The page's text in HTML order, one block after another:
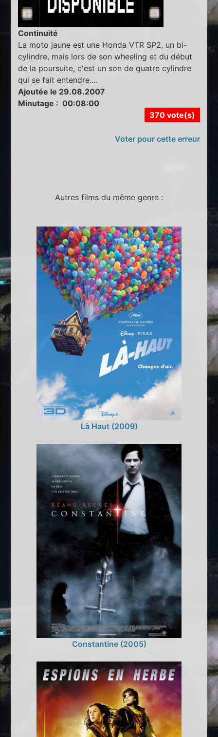
Continuité
La moto jaune est une Honda VTR SP2, un bi-
cylindre, mais lors de son wheeling et du début
de la poursuite, c'est un son de quatre cylindre
qui se fait entendre....
Ajoutée le 29.08.2007
Minutage : 00:08:00
370 vote(s)
Voter pour cette erreur
Autres films du même genre :
Là Haut (2009)
Constantine (2005)